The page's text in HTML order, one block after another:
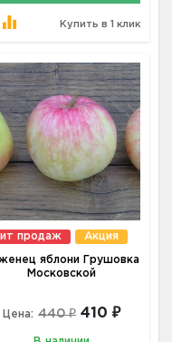
Купить в 1 клик
продаж Акция
яблони Грушовка
Московской
Цена: 440 ₽ 410 ₽